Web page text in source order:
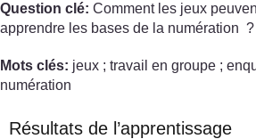
Question clé: Comment les jeux
apprendre les bases de la numération ?
Mots clés: jeux ; travail en groupe ;
numération
Résultats de l’apprentissage